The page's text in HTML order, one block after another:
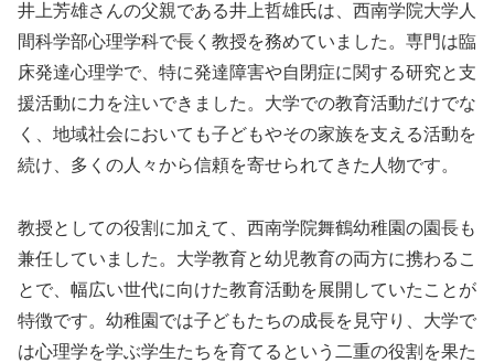
井上芳雄さんの父親である井上哲雄氏は、西南学院大学人
間科学部心理学科で長く教授を務めていました。専門は臨
床発達心理学で、特に発達障害や自閉症に関する研究と支
援活動に力を注いできました。大学での教育活動だけでな
く、地域社会においても子どもやその家族を支える活動を
続け、多くの人々から信頼を寄せられてきた人物です。
教授としての役割に加えて、西南学院舞鶴幼稚園の園長も
兼任していました。大学教育と幼児教育の両方に携わるこ
とで、幅広い世代に向けた教育活動を展開していたことが
特徴です。幼稚園では子どもたちの成長を見守り、大学で
は心理学を学ぶ学生たちを育てるという二重の役割を果た